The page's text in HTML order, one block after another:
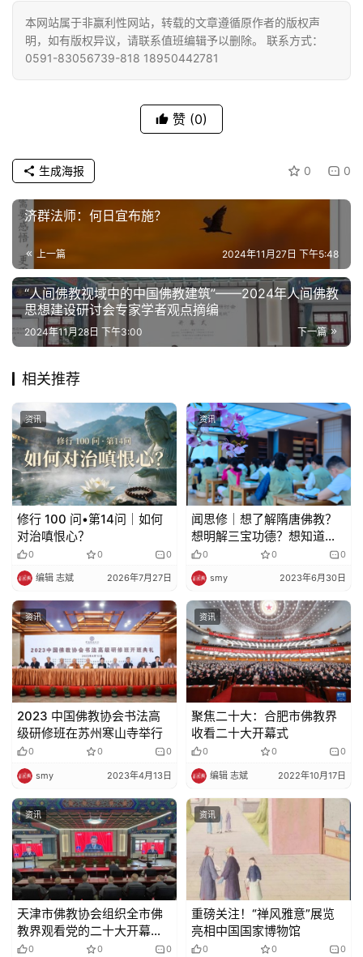
本网站属于非赢利性网站，转载的文章遵循原作者的版权声
明，如有版权异议，请联系值班编辑予以删除。 联系方式：
0591-83056739-818 18950442781
赞 (0)
0 0
生成海报
济群法师：何日宜布施？
上一篇 2024年11月27日 下午5:48
“人间佛教视域中的中国佛教建筑”——2024年人间佛教
思想建设研讨会专家学者观点摘编
下一篇
2024年11月28日 下午3:00
相关推荐
资讯
修行 100 问•第14问｜如何
对治嗔恨心？
0 0 0
编辑 志斌 2026年7月27日
资讯
闻思修｜想了解隋唐佛教？
想明解三宝功德？想知道佛
陀因地修行历程吗？
0 0 0
smy 2023年6月30日
资讯
2023 中国佛教协会书法高
级研修班在苏州寒山寺举行
0 0 0
smy 2023年4月13日
资讯
聚焦二十大：合肥市佛教界
收看二十大开幕式
0 0 0
编辑 志斌 2022年10月17日
资讯
天津市佛教协会组织全市佛
教界观看党的二十大开幕会
直播
0 0 0
资讯
重磅关注！“禅风雅意”展览
亮相中国国家博物馆
0 0 0